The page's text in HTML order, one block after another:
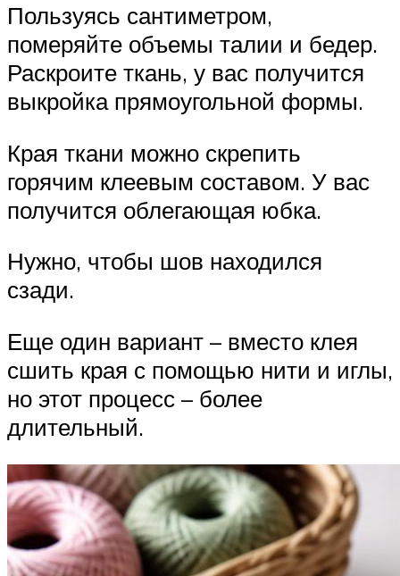
Пользуясь сантиметром,
померяйте объемы талии и бедер.
Раскроите ткань, у вас получится
выкройка прямоугольной формы.
Края ткани можно скрепить
горячим клеевым составом. У вас
получится облегающая юбка.
Нужно, чтобы шов находился
сзади.
Еще один вариант – вместо клея
сшить края с помощью нити и иглы,
но этот процесс – более
длительный.